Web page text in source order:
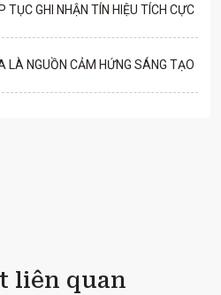
GHI NHẬN TÍN HIỆU TÍCH CỰC
LÀ NGUỒN CẢM HỨNG SÁNG TẠO
liên quan